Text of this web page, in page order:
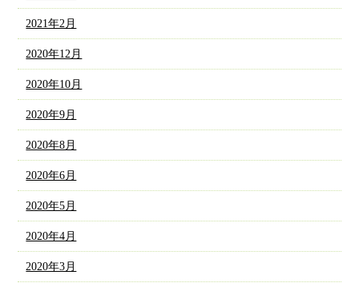
2021年2月
2020年12月
2020年10月
2020年9月
2020年8月
2020年6月
2020年5月
2020年4月
2020年3月